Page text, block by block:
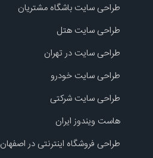
طراحی سایت باشگاه مشتریان
طراحی سایت هتل
طراحی سایت در تهران
طراحی سایت خودرو
طراحی سایت شرکتی
هاست ویندوز ایران
طراحی فروشگاه اینترنتی در اصفهان